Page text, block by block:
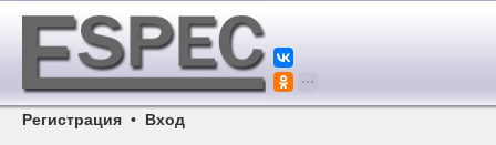
Регистрация • Вход